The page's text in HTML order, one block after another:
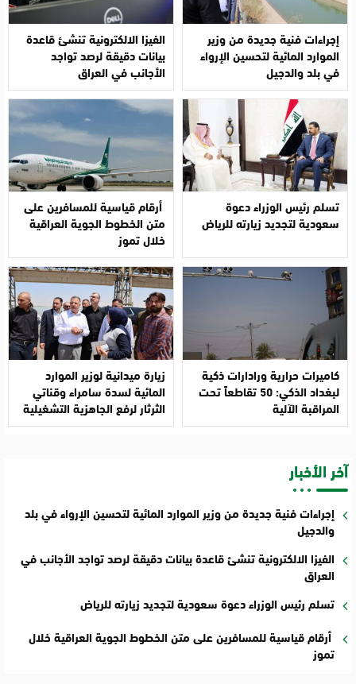
إجراءات فنية جديدة من وزير
الموارد المائية لتحسين الإرواء
في بلد والدجيل
الفيزا الالكترونية تنشئ قاعدة
بيانات دقيقة لرصد تواجد
الأجانب في العراق
تسلم رئيس الوزراء دعوة
سعودية لتجديد زيارته للرياض
أرقام قياسية للمسافرين على
متن الخطوط الجوية العراقية
خلال تموز
كاميرات حرارية ورادارات ذكية
لبغداد الذكي: 50 تقاطعاً تحت
المراقبة الآلية
زيارة ميدانية لوزير الموارد
المائية لسدة سامراء وقناتي
الثرثار لرفع الجاهزية التشغيلية
آخر الأخبار
إجراءات فنية جديدة من وزير الموارد المائية لتحسين الإرواء في بلد
والدجيل
الفيزا الالكترونية تنشئ قاعدة بيانات دقيقة لرصد تواجد الأجانب في
العراق
تسلم رئيس الوزراء دعوة سعودية لتجديد زيارته للرياض
أرقام قياسية للمسافرين على متن الخطوط الجوية العراقية خلال
تموز